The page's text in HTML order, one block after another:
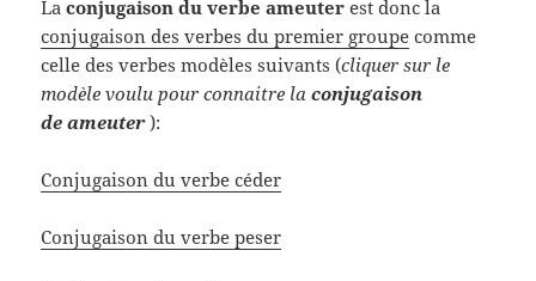
Laconjugaison du verbe ameuter est donc la
conjugaison des verbes du premier groupe comme
celle des verbes modèles suivants (cliquer sur le
modèle voulu pour connaitre laconjugaison
de ameuter):
Conjugaison du verbe céder
Conjugaison du verbe peser